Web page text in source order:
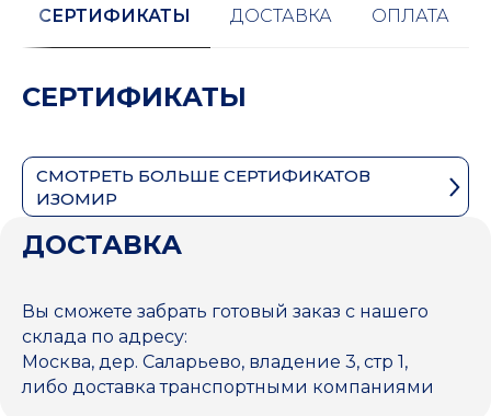
СЕРТИФИКАТЫ ДОСТАВКА ОПЛАТА
СЕРТИФИКАТЫ
СМОТРЕТЬ БОЛЬШЕ СЕРТИФИКАТОВ
ИЗОМИР
ДОСТАВКА
Вы сможете забрать готовый заказ с нашего
склада по адресу:
Москва, дер. Саларьево, владение 3, стр 1,
либо доставка транспортными компаниями